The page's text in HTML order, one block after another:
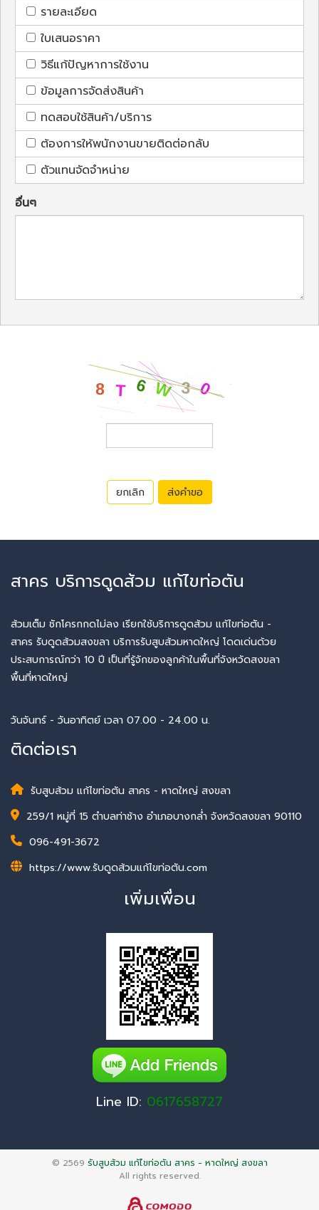
รายละเอียด
ใบเสนอราคา
วิธีแก้ปัญหาการใช้งาน
ข้อมูลการจัดส่งสินค้า
ทดสอบใช้สินค้า/บริการ
ต้องการให้พนักงานขายติดต่อกลับ
ตัวแทนจัดจำหน่าย
อื่นๆ
ยกเลิก ส่งคำขอ
สาคร บริการดูดส้วม แก้ไขท่อตัน
ส้วมเต็ม ชักโครกกดไม่ลง เรียกใช้บริการดูดส้วม แก้ไขท่อตัน -
สาคร รับดูดส้วมสงขลา บริการรับสูบส้วมหาดใหญ่ โดดเด่นด้วย
ประสบการณ์กว่า 10 ปี เป็นที่รู้จักของลูกค้าในพื้นที่จังหวัดสงขลา
พื้นที่หาดใหญ่
วันจันทร์ - วันอาทิตย์ เวลา 07.00 - 24.00 น.
ติดต่อเรา
รับสูบส้วม แก้ไขท่อตัน สาคร - หาดใหญ่ สงขลา
259/1 หมู่ที่ 15 ตำบลท่าช้าง อำเภอบางกล่ำ จังหวัดสงขลา 90110
096-491-3672
https://www.รับดูดส้วมแก้ไขท่อตัน.com
เพิ่มเพื่อน
Line ID: 0617658727
© 2569 รับสูบส้วม แก้ไขท่อตัน สาคร - หาดใหญ่ สงขลา
All rights reserved.